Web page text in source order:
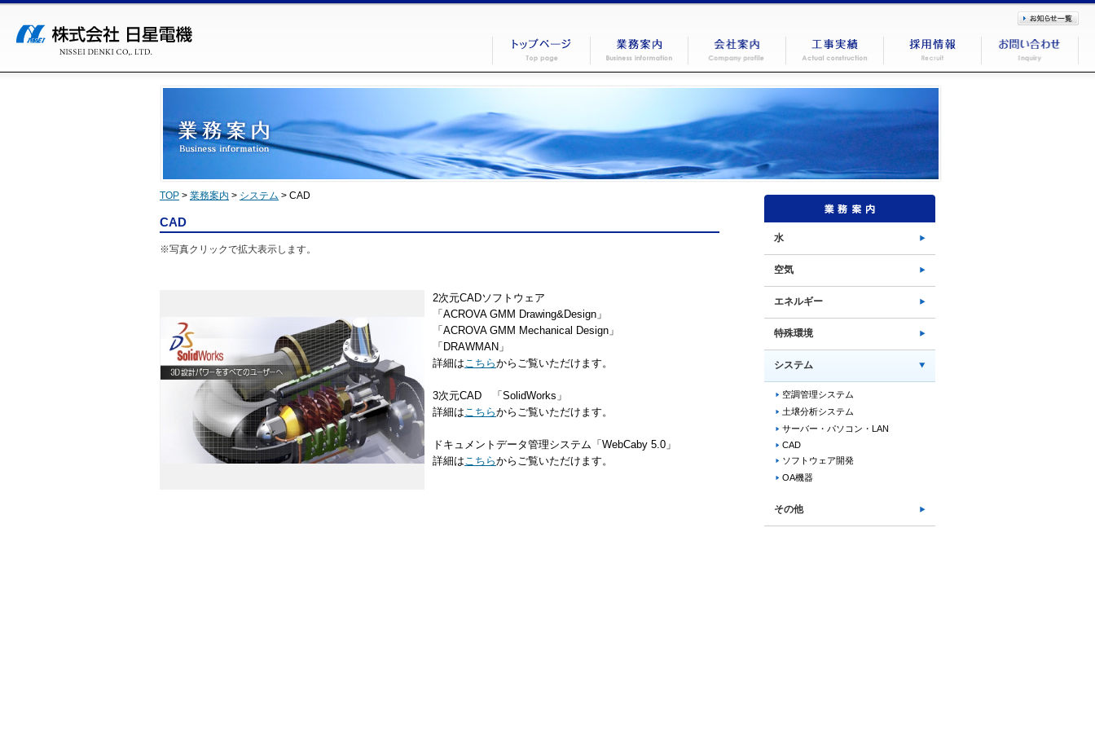
TOP > 業務案内 > システム > CAD
CAD
※写真クリックで拡大表示します。
2次元CADソフトウェア
「ACROVA GMM Drawing&Design」
「ACROVA GMM Mechanical Design」
「DRAWMAN」
詳細はこちらからご覧いただけます。
3次元CAD 「SolidWorks」
詳細はこちらからご覧いただけます。
ドキュメントデータ管理システム「WebCaby 5.0」
詳細はこちらからご覧いただけます。
水
空気
エネルギー
特殊環境
システム
空調管理システム
土壌分析システム
サーバー・パソコン・LAN
CAD
ソフトウェア開発
OA機器
その他